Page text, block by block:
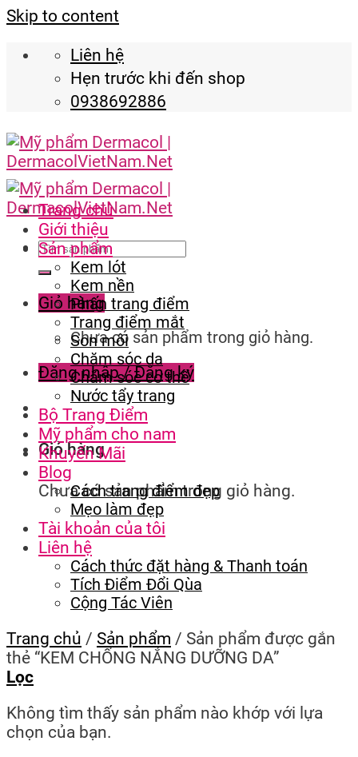
Skip to content
Liên hệ
Hẹn trước khi đến shop
0938692886
Giỏ hàng
Chưa có sản phẩm trong giỏ hàng.
Đăng nhập / Đăng ký
Giỏ hàng
Chưa có sản phẩm trong giỏ hàng.
Trang chủ
Giới thiệu
Sản phẩm
Kem lót
Kem nền
Phấn trang điểm
Trang điểm mắt
Son môi
Chăm sóc da
Chăm sóc cơ thể
Nước tẩy trang
Bộ Trang Điểm
Mỹ phẩm cho nam
Khuyến Mãi
Blog
Cách trang điểm đẹp
Mẹo làm đẹp
Tài khoản của tôi
Liên hệ
Cách thức đặt hàng & Thanh toán
Tích Điểm Đổi Qùa
Cộng Tác Viên
Trang chủ / Sản phẩm / Sản phẩm được gắn
thẻ “KEM CHỐNG NẮNG DƯỠNG DA”
Lọc
Không tìm thấy sản phẩm nào khớp với lựa
chọn của bạn.